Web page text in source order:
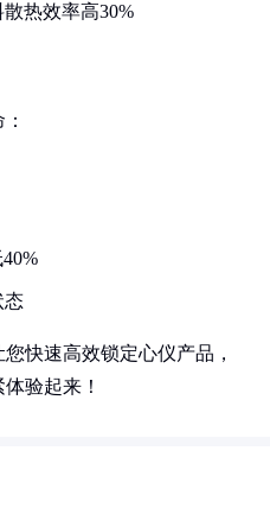
热效率高30%
态
快速高效锁定心仪产品，
验起来！